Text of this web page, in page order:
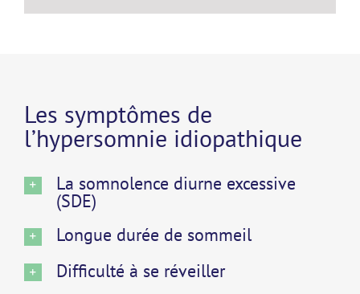
Les symptômes de
l’hypersomnie idiopathique
La somnolence diurne excessive
(SDE)
Longue durée de sommeil
Difficulté à se réveiller